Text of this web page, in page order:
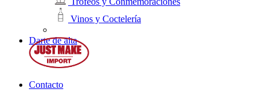
Vinos y Coctelería
Darte de alta
Contacto